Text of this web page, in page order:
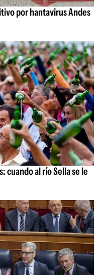
por hantavirus Andes
cuando al río Sella se le